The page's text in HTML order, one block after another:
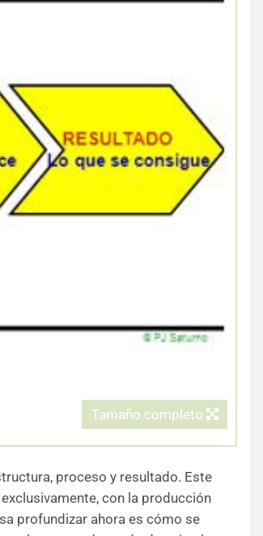
Tamaño completo
proceso y resultado. Este
con la producción
profundizar ahora es cómo se